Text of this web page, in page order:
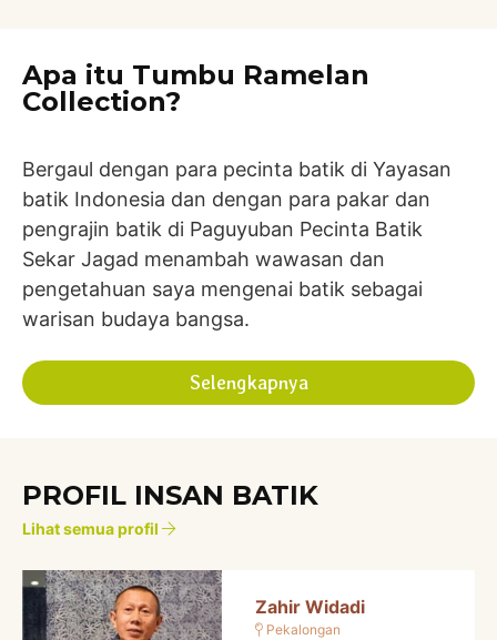
Apa itu Tumbu Ramelan
Collection?
Bergaul dengan para pecinta batik di Yayasan
batik Indonesia dan dengan para pakar dan
pengrajin batik di Paguyuban Pecinta Batik
Sekar Jagad menambah wawasan dan
pengetahuan saya mengenai batik sebagai
warisan budaya bangsa.
Selengkapnya
PROFIL INSAN BATIK
Lihat semua profil
Zahir Widadi
Pekalongan